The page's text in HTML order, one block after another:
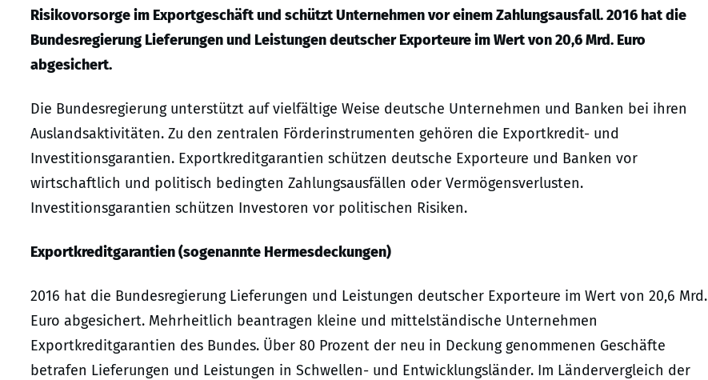
Risikovorsorge im Exportgeschäft und schützt Unternehmen vor einem Zahlungsausfall. 2016 hat die
Bundesregierung Lieferungen und Leistungen deutscher Exporteure im Wert von 20,6 Mrd. Euro
abgesichert.
Die Bundesregierung unterstützt auf vielfältige Weise deutsche Unternehmen und Banken bei ihren
Auslandsaktivitäten. Zu den zentralen Förderinstrumenten gehören die Exportkredit- und
Investitionsgarantien. Exportkreditgarantien schützen deutsche Exporteure und Banken vor
wirtschaftlich und politisch bedingten Zahlungsausfällen oder Vermögensverlusten.
Investitionsgarantien schützen Investoren vor politischen Risiken.
Exportkreditgarantien (sogenannte Hermesdeckungen)
2016 hat die Bundesregierung Lieferungen und Leistungen deutscher Exporteure im Wert von 20,6 Mrd.
Euro abgesichert. Mehrheitlich beantragen kleine und mittelständische Unternehmen
Exportkreditgarantien des Bundes. Über 80 Prozent der neu in Deckung genommenen Geschäfte
betrafen Lieferungen und Leistungen in Schwellen- und Entwicklungsländer. Im Ländervergleich der